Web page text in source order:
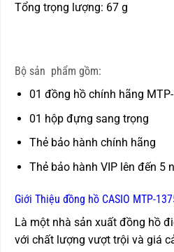
Tổng trọng lượng: 67 g
Bộ sản phẩm gồm:
01 đồng hồ chính hãng
01 hộp đựng sang trọng
Thẻ bảo hành chính hãng
Thẻ bảo hành VIP lên đến 5
Giới Thiệu đồng hồ CASIO MTP-
Là một nhà sản xuất đồng hồ
với chất lượng vượt trội và giá